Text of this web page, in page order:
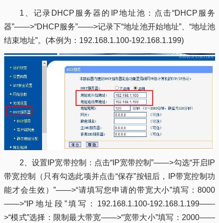
1、记录DHCP服务器的IP地址池：点击“DHCP服务
器”——>“DHCP服务”——>记录下“地址池开始地址”、“地址池
结束地址”。(本例为：192.168.1.100-192.168.1.199)
2、设置IP宽带控制：点击“IP宽带控制”——>勾选“开启IP
带宽控制（只有勾选此项并点击“保存”按钮后，IP带宽控制功
能才会生效）”——>“请填写您申请的带宽大小”填写：8000
——>“IP地址段”填写：192.168.1.100-192.168.1.199——
>“模式”选择：限制最大带宽——>“宽带大小”填写：2000——